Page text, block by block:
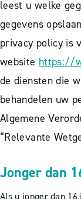
leest u welke
gegevens
privacy policy is
website https://
de diensten die
behandelen uw
Algemene
“Relevante
Jonger dan
Als u jonger dan